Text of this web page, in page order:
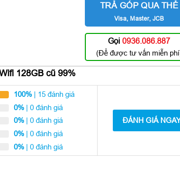
sắc độc quyền,… bằng cách nào đó, các sản
TRẢ GÓP QUA THẺ
Visa, Master, JCB
Gọi0936.086.887
(Để được tư vấn miễn
128GB cũ 99%
100%| 15 đánh giá
0%| 0 đánh giá
0%| 0 đánh giá
0%| 0 đánh giá
0%| 0 đánh giá
ĐÁNH GIÁ